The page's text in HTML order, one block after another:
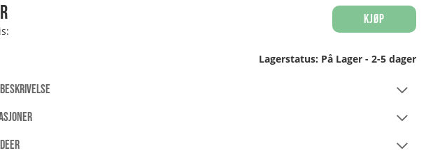
Kjøp
Lagerstatus: På Lager - 2-5 dager